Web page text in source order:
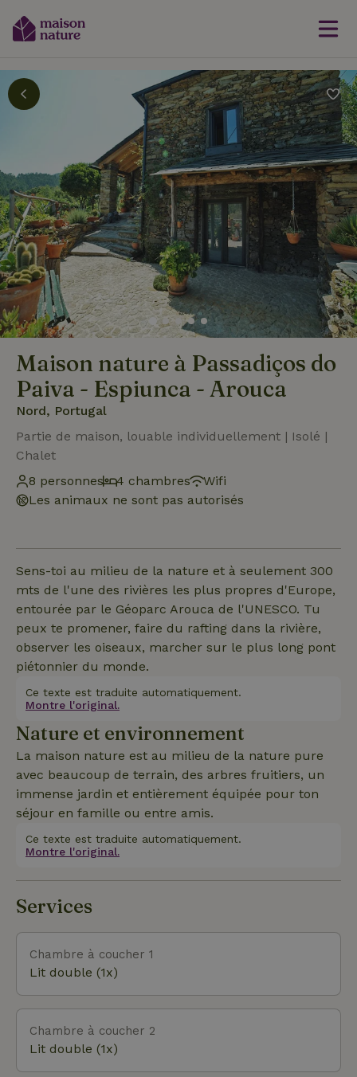
Maison nature à Passadiços do
Paiva - Espiunca - Arouca
Nord, Portugal
Partie de maison, louable individuellement | Isolé |
Chalet
8 personnes
4 chambres
Wifi
Les animaux ne sont pas autorisés
Sens-toi au milieu de la nature et à seulement 300
mts de l'une des rivières les plus propres d'Europe,
entourée par le Géoparc Arouca de l'UNESCO. Tu
peux te promener, faire du rafting dans la rivière,
observer les oiseaux, marcher sur le plus long pont
piétonnier du monde.
Ce texte est traduite automatiquement.
Montre l'original.
Nature et environnement
La maison nature est au milieu de la nature pure
avec beaucoup de terrain, des arbres fruitiers, un
immense jardin et entièrement équipée pour ton
séjour en famille ou entre amis.
Ce texte est traduite automatiquement.
Montre l'original.
Services
Chambre à coucher 1
Lit double (1x)
Chambre à coucher 2
Lit double (1x)